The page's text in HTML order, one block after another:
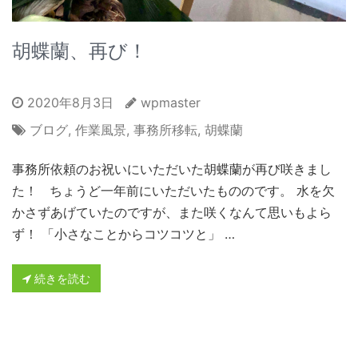
胡蝶蘭、再び！
2020年8月3日
wpmaster
ブログ, 作業風景, 事務所移転, 胡蝶蘭
事務所依頼のお祝いにいただいた胡蝶蘭が再び咲きまし
た！ ちょうど一年前にいただいたもののです。 水を欠
かさずあげていたのですが、また咲くなんて思いもよら
ず！ 「小さなことからコツコツと」 …
続きを読む